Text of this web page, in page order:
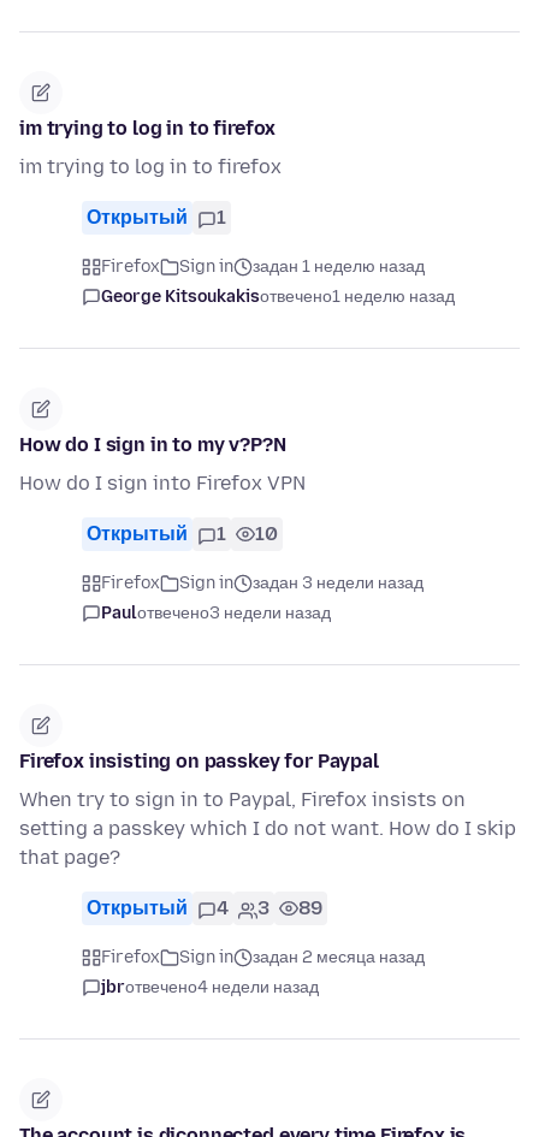
im trying to log in to firefox
im trying to log in to firefox
Открытый 1
Firefox Sign in
задан 1 неделю назад
George Kitsoukakisотвечено1 неделю назад
How do I sign in to my v?P?N
How do I sign into Firefox VPN
Открытый 1 10
Firefox Sign in
задан 3 недели назад
Paulотвечено3 недели назад
Firefox insisting on passkey for Paypal
When try to sign in to Paypal, Firefox insists on
setting a passkey which I do not want. How do I skip
that page?
Открытый 4 3 89
Firefox Sign in
задан 2 месяца назад
jbrотвечено4 недели назад